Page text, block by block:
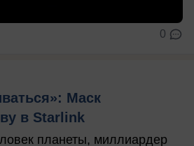
0
Маск
в Starlink
планеты, миллиардер